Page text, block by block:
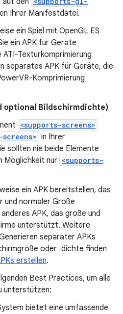
Ihrer Manifestdatei.
ein Spiel mit OpenGL ES
ein APK für Geräte
Texturkomprimierung
separates APK für Geräte, die
Komprimierung
optional Bildschirmdichte)
<supports-screens>
in Ihrer
sollten nie beide Elemente
Möglichkeit nur <supports-
ein APK bereitstellen, das
und normaler Größe
APK, das große und
unterstützt. Weitere
separater APKs
oder ‑dichte finden
erstellen.
Best Practices, um alle
unterstützen:
bietet eine umfassende